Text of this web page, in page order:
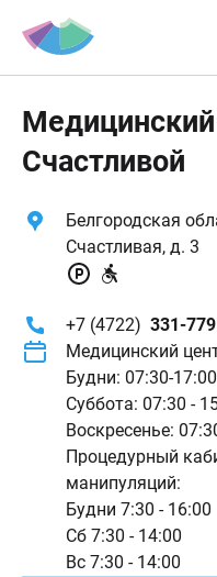
Счастливой
Белгородская
Счастливая, д. 3
+7 (4722) 331-779
Медицинский
Будни: 07:30-17:00
Суббота: 07:30 -
Воскресенье:
Процедурный
манипуляций:
Будни 7:30 - 16:00
Сб 7:30 - 14:00
Вс 7:30 - 14:00